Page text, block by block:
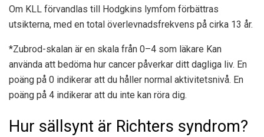
Om KLL förvandlas till Hodgkins lymfom förbättras
utsikterna, med en total överlevnadsfrekvens på cirka 13 år.
*Zubrod-skalan är en skala från 0–4 som läkare Kan
använda att bedöma hur cancer påverkar ditt dagliga liv. En
poäng på 0 indikerar att du håller normal aktivitetsnivå. En
poäng på 4 indikerar att du inte kan röra dig.
Hur sällsynt är Richters syndrom?